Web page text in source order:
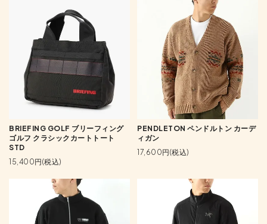
BRIEFING GOLF ブリーフィング
ゴルフ クラシックカートトート
STD
15,400円(税込)
PENDLETON ペンドルトン カーデ
ィガン
17,600円(税込)